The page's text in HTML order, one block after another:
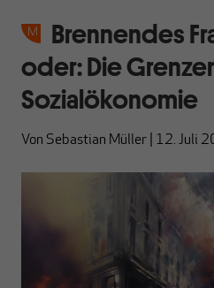
Brennendes
oder: Die
Sozialökonomie
Von Sebastian Müller 12. Juli